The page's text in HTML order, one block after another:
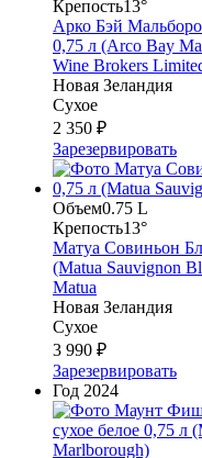
Крепость13°
Арко Бэй
0,75 л (Arco Bay
Wine Brokers
Новая Зеландия
Сухое
2 350 ₽
Зарезервировать
Объем0.75 L
Крепость13°
Матуа Совиньон
(Matua Sauvignon
Matua
Новая Зеландия
Сухое
3 990 ₽
Зарезервировать
Год 2024